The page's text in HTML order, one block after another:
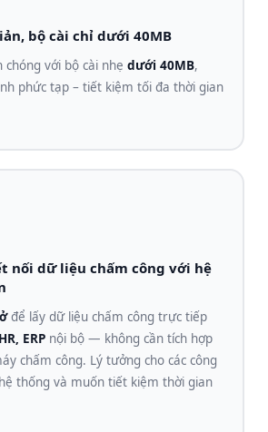
bộ cài chỉ dưới 40MB
chóng với bộ cài nhẹ dưới 40MB,
phức tạp – tiết kiệm tối đa thời gian
nối dữ liệu chấm công với hệ
để lấy dữ liệu chấm công trực tiếp
HR, ERPnội bộ — không cần tích hợp
chấm công. Lý tưởng cho các công
thống và muốn tiết kiệm thời gian